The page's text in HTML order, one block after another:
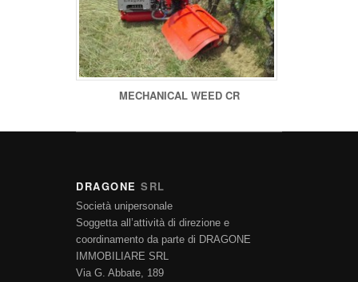
MECHANICAL WEED CR
DRAGONE SRL
Società unipersonale
Soggetta all’attività di direzione e
coordinamento da parte di DRAGONE
IMMOBILIARE SRL
Via G. Abbate, 189